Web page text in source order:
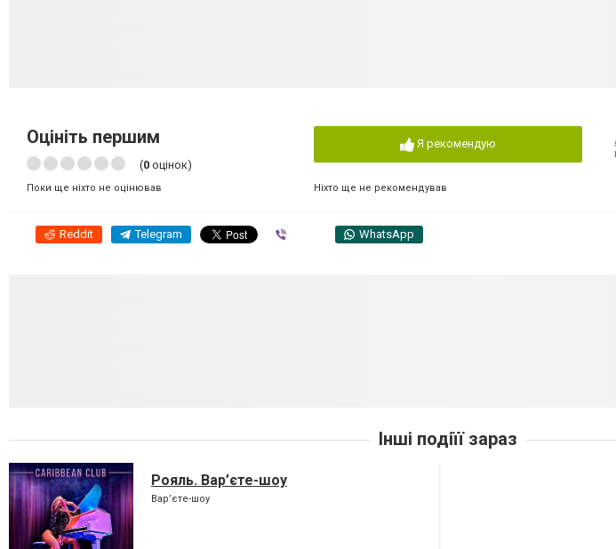
Оцініть першим
(0 оцінок)
Поки ще ніхто не оцінював
Я рекомендую
Ніхто ще не рекомендував
Reddit Telegram WhatsApp
Інші подіїї зараз
Рояль. Вар’єте-шоу
Вар’єте-шоу